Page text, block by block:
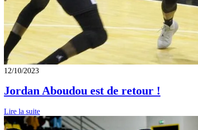
12/10/2023
Jordan Aboudou est de retour !
Lire la suite